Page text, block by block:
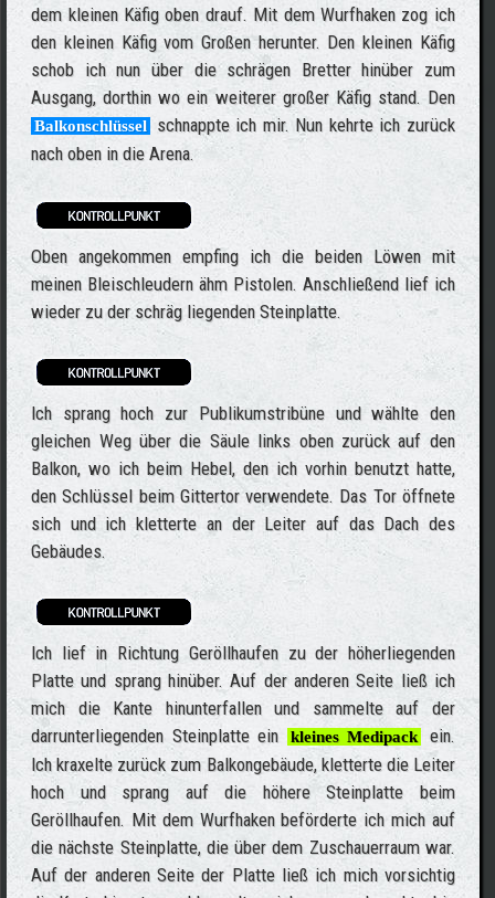
dem kleinen Käfig oben drauf. Mit dem Wurfhaken zog ich
den kleinen Käfig vom Großen herunter. Den kleinen Käfig
schob ich nun über die schrägen Bretter hinüber zum
Ausgang, dorthin wo ein weiterer großer Käfig stand. Den
Balkonschlüssel
schnappte ich mir. Nun kehrte ich zurück
nach oben in die Arena.
Oben angekommen empfing ich die beiden Löwen mit
meinen Bleischleudern ähm Pistolen. Anschließend lief ich
wieder zu der schräg liegenden Steinplatte.
Ich sprang hoch zur Publikumstribüne und wählte den
gleichen Weg über die Säule links oben zurück auf den
Balkon, wo ich beim Hebel, den ich vorhin benutzt hatte,
den Schlüssel beim Gittertor verwendete. Das Tor öffnete
sich und ich kletterte an der Leiter auf das Dach des
Gebäudes.
Ich lief in Richtung Geröllhaufen zu der höherliegenden
Platte und sprang hinüber. Auf der anderen Seite ließ ich
mich die Kante hinunterfallen und sammelte auf der
darrunterliegenden Steinplatte ein
kleines Medipack
ein.
Ich kraxelte zurück zum Balkongebäude, kletterte die Leiter
hoch und sprang auf die höhere Steinplatte beim
Geröllhaufen. Mit dem Wurfhaken beförderte ich mich auf
die nächste Steinplatte, die über dem Zuschauerraum war.
Auf der anderen Seite der Platte ließ ich mich vorsichtig